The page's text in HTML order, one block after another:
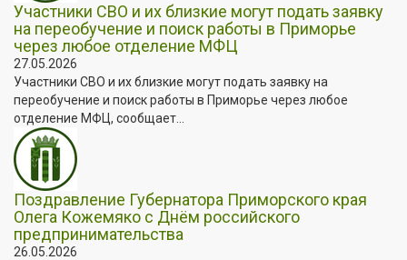
Участники СВО и их близкие могут подать заявку
на переобучение и поиск работы в Приморье
через любое отделение МФЦ
27.05.2026
Участники СВО и их близкие могут подать заявку на
переобучение и поиск работы в Приморье через любое
отделение МФЦ, сообщает...
Поздравление Губернатора Приморского края
Олега Кожемяко с Днём российского
предпринимательства
26.05.2026